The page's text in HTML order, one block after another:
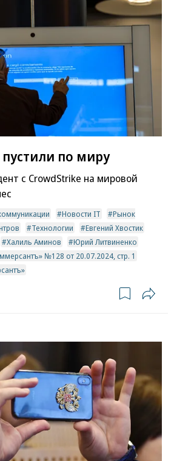
по миру
с CrowdStrike на мировой
Новости IT
Рынок
Технологии
Евгений Хвостик
Халиль Аминов
Юрий Литвиненко
№128 от 20.07.2024, стр. 1